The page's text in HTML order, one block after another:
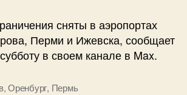
сняты в аэропортах
Перми и Ижевска, сообщает
в своем канале в Max.
,Оренбург, Пермь